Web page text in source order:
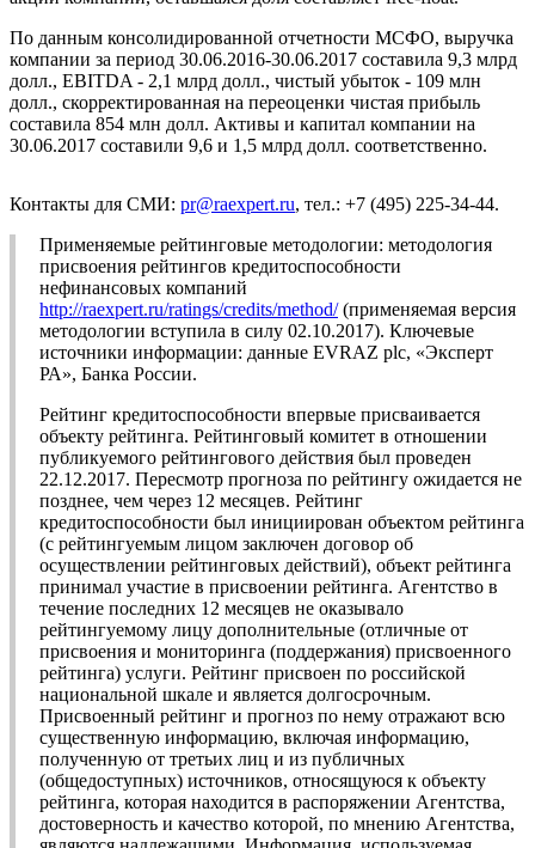
По данным консолидированной отчетности МСФО, выручка
компании за период 30.06.2016-30.06.2017 составила 9,3 млрд
долл., EBITDA - 2,1 млрд долл., чистый убыток - 109 млн
долл., скорректированная на переоценки чистая прибыль
составила 854 млн долл. Активы и капитал компании на
30.06.2017 составили 9,6 и 1,5 млрд долл. соответственно.
Контакты для СМИ: pr@raexpert.ru, тел.: +7 (495) 225-34-44.
Применяемые рейтинговые методологии: методология
присвоения рейтингов кредитоспособности
нефинансовых компаний
http://raexpert.ru/ratings/credits/method/(применяемая версия
методологии вступила в силу 02.10.2017). Ключевые
источники информации: данные EVRAZ plc, «Эксперт
РА», Банка России.
Рейтинг кредитоспособности впервые присваивается
объекту рейтинга. Рейтинговый комитет в отношении
публикуемого рейтингового действия был проведен
22.12.2017. Пересмотр прогноза по рейтингу ожидается не
позднее, чем через 12 месяцев. Рейтинг
кредитоспособности был инициирован объектом рейтинга
(с рейтингуемым лицом заключен договор об
осуществлении рейтинговых действий), объект рейтинга
принимал участие в присвоении рейтинга. Агентство в
течение последних 12 месяцев не оказывало
рейтингуемому лицу дополнительные (отличные от
присвоения и мониторинга (поддержания) присвоенного
рейтинга) услуги. Рейтинг присвоен по российской
национальной шкале и является долгосрочным.
Присвоенный рейтинг и прогноз по нему отражают всю
существенную информацию, включая информацию,
полученную от третьих лиц и из публичных
(общедоступных) источников, относящуюся к объекту
рейтинга, которая находится в распоряжении Агентства,
достоверность и качество которой, по мнению Агентства,